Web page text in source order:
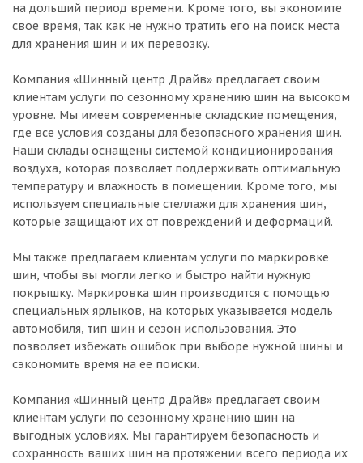
на дольший период времени. Кроме того, вы экономите
свое время, так как не нужно тратить его на поиск места
для хранения шин и их перевозку.
Компания «Шинный центр Драйв» предлагает своим
клиентам услуги по сезонному хранению шин на высоком
уровне. Мы имеем современные складские помещения,
где все условия созданы для безопасного хранения шин.
Наши склады оснащены системой кондиционирования
воздуха, которая позволяет поддерживать оптимальную
температуру и влажность в помещении. Кроме того, мы
используем специальные стеллажи для хранения шин,
которые защищают их от повреждений и деформаций.
Мы также предлагаем клиентам услуги по маркировке
шин, чтобы вы могли легко и быстро найти нужную
покрышку. Маркировка шин производится с помощью
специальных ярлыков, на которых указывается модель
автомобиля, тип шин и сезон использования. Это
позволяет избежать ошибок при выборе нужной шины и
сэкономить время на ее поиски.
Компания «Шинный центр Драйв» предлагает своим
клиентам услуги по сезонному хранению шин на
выгодных условиях. Мы гарантируем безопасность и
сохранность ваших шин на протяжении всего периода их